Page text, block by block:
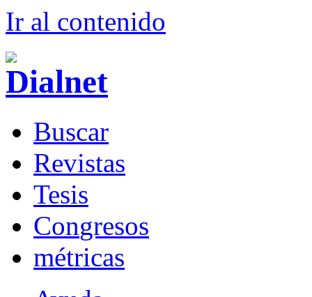
Ir al contenido
Buscar
Revistas
Tesis
Congresos
métricas